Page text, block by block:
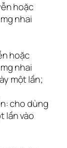
hoặc
nhai
hoặc
nhai
một lần;
cho dùng
lần vào